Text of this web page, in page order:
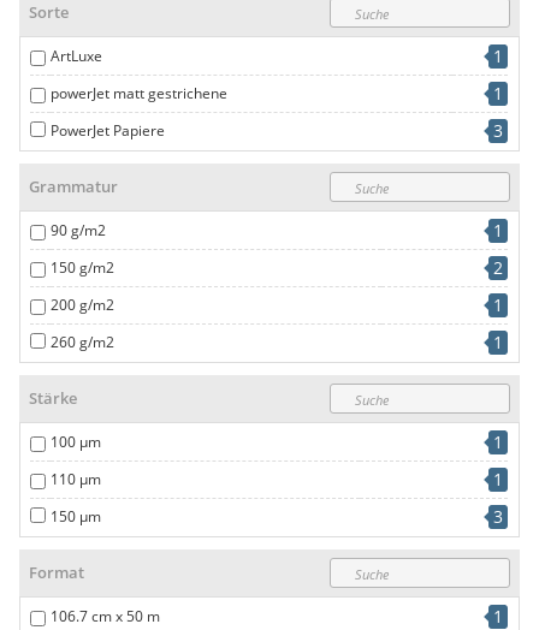
Sorte
ArtLuxe 1
powerJet matt gestrichene 1
PowerJet Papiere 3
Grammatur
90 g/m2 1
150 g/m2 2
200 g/m2 1
260 g/m2 1
Stärke
100 µm 1
110 µm 1
150 µm 3
Format
106.7 cm x 50 m 1